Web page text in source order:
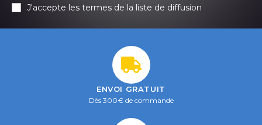
J'accepte les termes de la liste de diffusion
ENVOI GRATUIT
Dès 300€ de commande